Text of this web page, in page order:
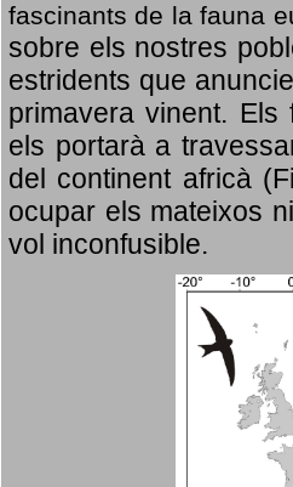
fascinants de la fauna
sobre els nostres
estridents que
primavera vinent. Els
els portarà a
del continent africà
ocupar els mateixos
vol inconfusible.